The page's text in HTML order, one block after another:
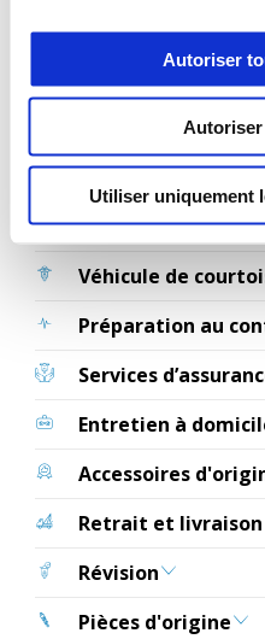
Autoriser
Utiliser uniquement
Carrosserie
Vêtements et
Véhicule de
Préparation au
Services
Entretien à
Accessoires
Retrait et
Révision
Pièces d'origine